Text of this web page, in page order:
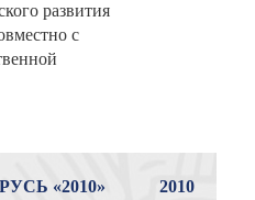
развития
с
«2010»
2010